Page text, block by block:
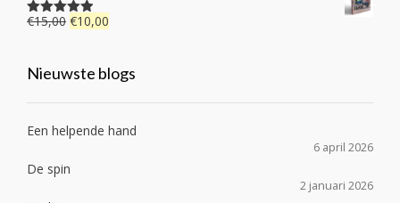
Gewaardeerd
€15,00 Oorspronkelijke
€15,00.
€10,00
€10,00.
Nieuwste blogs
Een helpende hand
6 april 2026
De spin
2 januari 2026